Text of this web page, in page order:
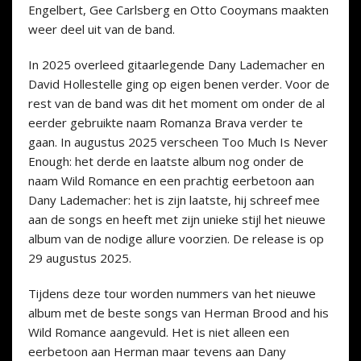
Engelbert, Gee Carlsberg en Otto Cooymans maakten
weer deel uit van de band.
In 2025 overleed gitaarlegende Dany Lademacher en
David Hollestelle ging op eigen benen verder. Voor de
rest van de band was dit het moment om onder de al
eerder gebruikte naam Romanza Brava verder te
gaan. In augustus 2025 verscheen Too Much Is Never
Enough: het derde en laatste album nog onder de
naam Wild Romance en een prachtig eerbetoon aan
Dany Lademacher: het is zijn laatste, hij schreef mee
aan de songs en heeft met zijn unieke stijl het nieuwe
album van de nodige allure voorzien. De release is op
29 augustus 2025.
Tijdens deze tour worden nummers van het nieuwe
album met de beste songs van Herman Brood and his
Wild Romance aangevuld. Het is niet alleen een
eerbetoon aan Herman maar tevens aan Dany